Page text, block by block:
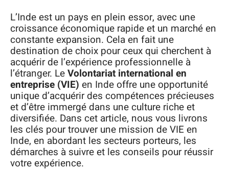
L’Inde est un pays en plein essor, avec une
croissance économique rapide et un marché en
constante expansion. Cela en fait une
destination de choix pour ceux qui cherchent à
acquérir de l’expérience professionnelle à
l’étranger. LeVolontariat international en
entreprise (VIE) en Inde offre une opportunité
unique d’acquérir des compétences précieuses
et d’être immergé dans une culture riche et
diversifiée. Dans cet article, nous vous livrons
les clés pour trouver une mission de VIE en
Inde, en abordant les secteurs porteurs, les
démarches à suivre et les conseils pour réussir
votre expérience.